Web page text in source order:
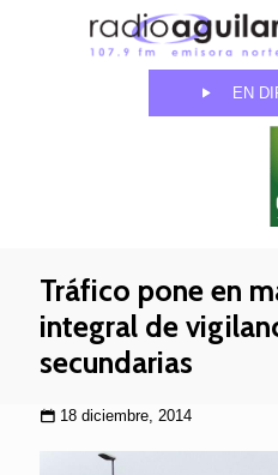
EN
Tráfico pone en
integral de
secundarias
18 diciembre, 2014